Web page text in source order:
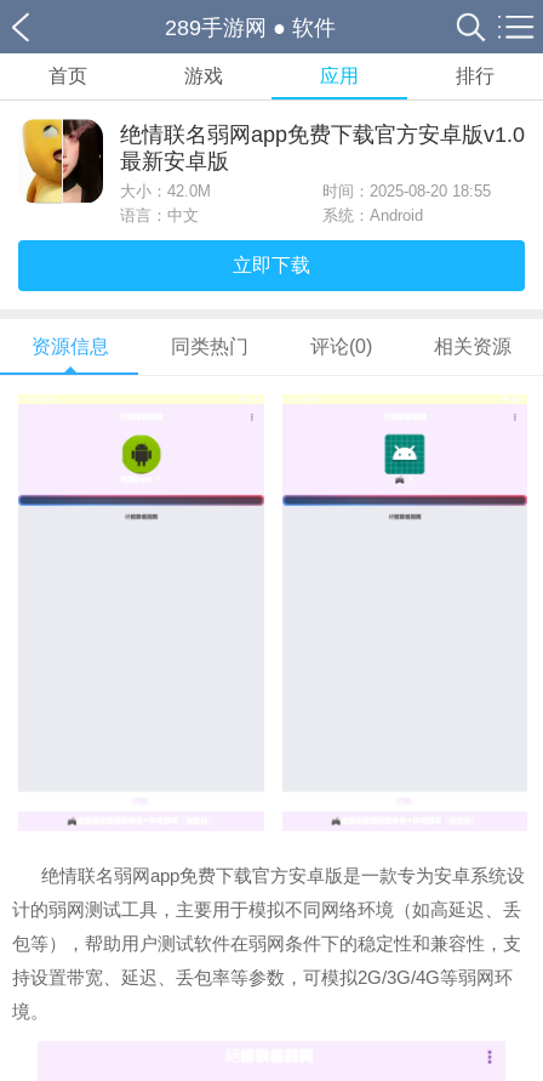
289手游网 ● 软件
首页 游戏 应用 排行
绝情联名弱网app免费下载官方安卓版v1.0
最新安卓版
大小： 42.0M
时间：2025-08-20 18:55
语言：中文
系统：Android
立即下载
资源信息 同类热门 评论(0) 相关资源
绝情联名弱网app免费下载官方安卓版是一款专为安卓系统设
计的弱网测试工具，主要用于模拟不同网络环境（如高延迟、丢
包等），帮助用户测试软件在弱网条件下的稳定性和兼容性，支
持设置带宽、延迟、丢包率等参数，可模拟2G/3G/4G等弱网环
境。